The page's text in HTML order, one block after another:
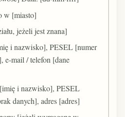
w [miasto]
jeżeli jest znana]
i nazwisko], PESEL [numer
e-mail / telefon [dane
i nazwisko], PESEL
danych], adres [adres]